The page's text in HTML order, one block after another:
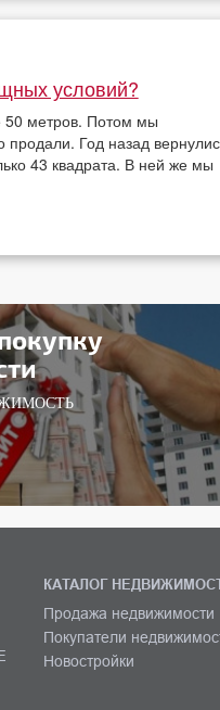
условий?
50 метров. Потом мы
Год назад
43 квадрата. В ней же мы
КАТАЛОГ
Продажа недвижимости
Покупатели
Новостройки